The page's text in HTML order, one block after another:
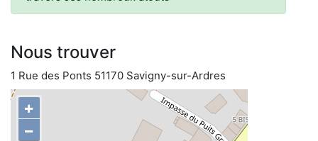
Nous trouver
1 Rue des Ponts 51170 Savigny-sur-Ardres
+
−